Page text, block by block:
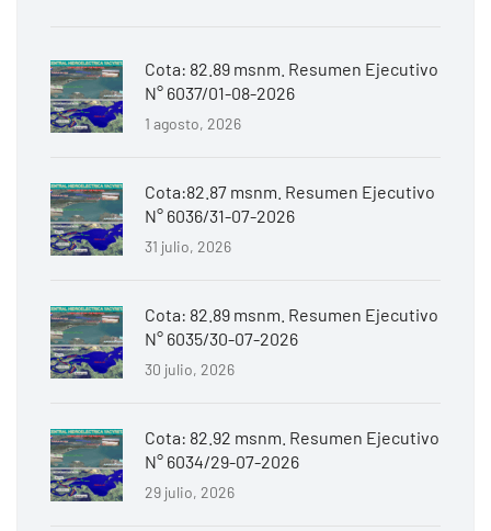
Cota: 82.89 msnm. Resumen Ejecutivo
N° 6037/01-08-2026
1 agosto, 2026
Cota:82.87 msnm. Resumen Ejecutivo
N° 6036/31-07-2026
31 julio, 2026
Cota: 82.89 msnm. Resumen Ejecutivo
N° 6035/30-07-2026
30 julio, 2026
Cota: 82.92 msnm. Resumen Ejecutivo
N° 6034/29-07-2026
29 julio, 2026